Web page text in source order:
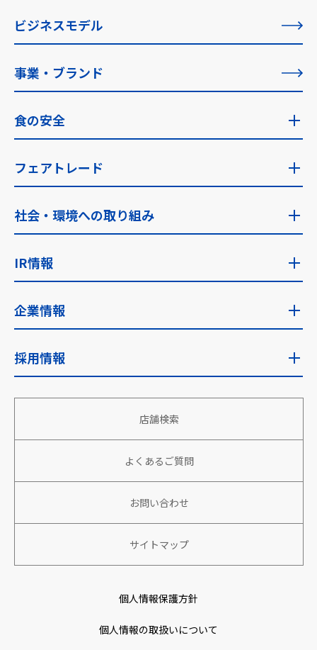
創業者メッセージ
理念の実現に向けて
ZENSHO ACTION
ビジネスモデル
事業・ブランド
食の安全
食の安全トップ
食品安全検査
フェアトレード
フェアトレードトップ
フェアトレード取り組み国
社会・環境への取り組み
社会・環境への取り組みトップ
サステナビリティ推進体制
安全な食を安定的に世界へ
地域社会への貢献
働きがい、生きがいのある組織づくり
パートナーと共に成長、繁栄
IR情報
IR情報トップ
経営目標
株主向け情報
企業情報
企業情報トップ
社名の由来
採用情報
採用情報トップ
新卒採用
アルバイト・パート採用
店舗検索
よくあるご質問
お問い合わせ
サイトマップ
個人情報保護方針
個人情報の取扱いについて